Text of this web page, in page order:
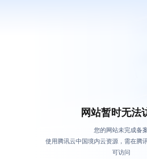
网站暂时无法
您的网站未完成备
使用腾讯云中国境内云资源，需在腾
可访问